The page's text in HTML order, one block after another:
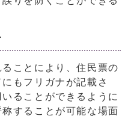
ことにより、住民票の
もフリガナが記載さ
ることができるように
することが可能な場面